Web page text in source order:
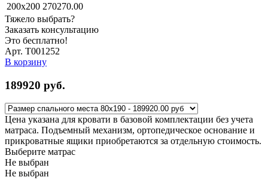
200x200 270270.00
Тяжело выбрать?
Заказать консультацию
Это бесплатно!
Арт. Т001252
В корзину
189920 руб.
Цена указана для кровати в базовой комплектации без учета
матраса. Подъемный механизм, ортопедическое основание и
прикроватные ящики приобретаются за отдельную стоимость.
Выберите матрас
Не выбран
Не выбран